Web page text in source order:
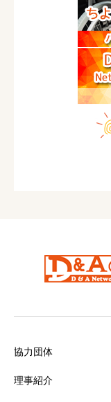
協力団体
理事紹介